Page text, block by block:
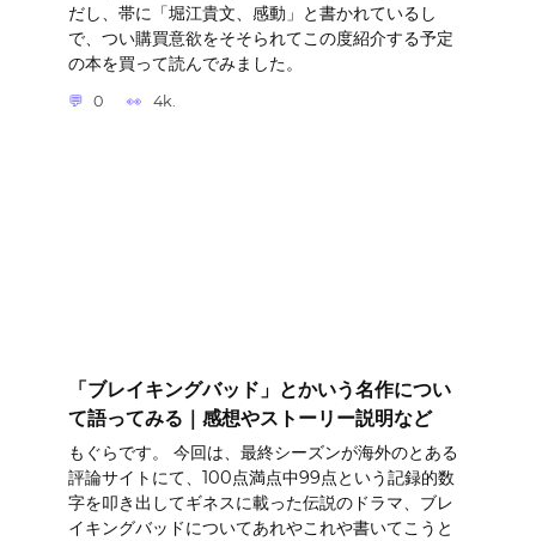
だし、帯に「堀江貴文、感動」と書かれているし
で、つい購買意欲をそそられてこの度紹介する予定
の本を買って読んでみました。
0 4k.
「ブレイキングバッド」とかいう名作につい
て語ってみる｜感想やストーリー説明など
もぐらです。 今回は、最終シーズンが海外のとある
評論サイトにて、100点満点中99点という記録的数
字を叩き出してギネスに載った伝説のドラマ、ブレ
イキングバッドについてあれやこれや書いてこうと